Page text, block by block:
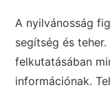
A nyilvánosság
segítség és
felkutatásában
információnak.